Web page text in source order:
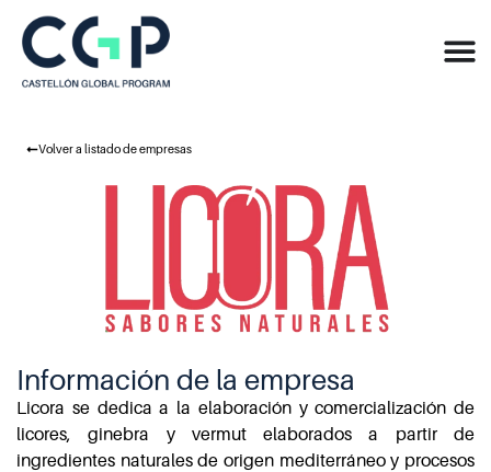
Volver a listado de empresas
Información de la empresa
Licora se dedica a la elaboración y comercialización de
licores, ginebra y vermut elaborados a partir de
ingredientes naturales de origen mediterráneo y procesos